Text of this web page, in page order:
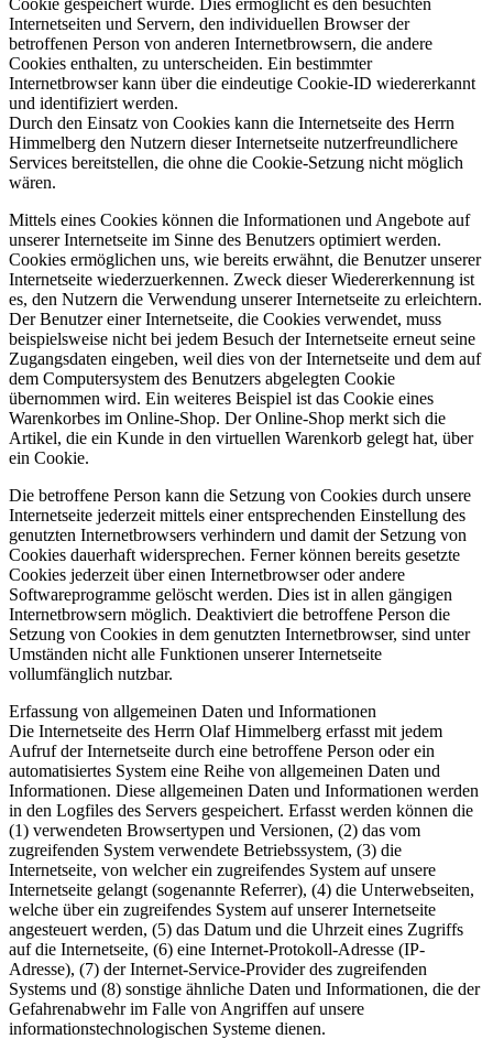
Internetseiten und Servern, den individuellen Browser der
betroffenen Person von anderen Internetbrowsern, die andere
Cookies enthalten, zu unterscheiden. Ein bestimmter
Internetbrowser kann über die eindeutige Cookie-ID wiedererkannt
und identifiziert werden.
Durch den Einsatz von Cookies kann die Internetseite des Herrn
Himmelberg den Nutzern dieser Internetseite nutzerfreundlichere
Services bereitstellen, die ohne die Cookie-Setzung nicht möglich
wären.
Mittels eines Cookies können die Informationen und Angebote auf
unserer Internetseite im Sinne des Benutzers optimiert werden.
Cookies ermöglichen uns, wie bereits erwähnt, die Benutzer unserer
Internetseite wiederzuerkennen. Zweck dieser Wiedererkennung ist
es, den Nutzern die Verwendung unserer Internetseite zu erleichtern.
Der Benutzer einer Internetseite, die Cookies verwendet, muss
beispielsweise nicht bei jedem Besuch der Internetseite erneut seine
Zugangsdaten eingeben, weil dies von der Internetseite und dem auf
dem Computersystem des Benutzers abgelegten Cookie
übernommen wird. Ein weiteres Beispiel ist das Cookie eines
Warenkorbes im Online-Shop. Der Online-Shop merkt sich die
Artikel, die ein Kunde in den virtuellen Warenkorb gelegt hat, über
ein Cookie.
Die betroffene Person kann die Setzung von Cookies durch unsere
Internetseite jederzeit mittels einer entsprechenden Einstellung des
genutzten Internetbrowsers verhindern und damit der Setzung von
Cookies dauerhaft widersprechen. Ferner können bereits gesetzte
Cookies jederzeit über einen Internetbrowser oder andere
Softwareprogramme gelöscht werden. Dies ist in allen gängigen
Internetbrowsern möglich. Deaktiviert die betroffene Person die
Setzung von Cookies in dem genutzten Internetbrowser, sind unter
Umständen nicht alle Funktionen unserer Internetseite
vollumfänglich nutzbar.
Erfassung von allgemeinen Daten und Informationen
Die Internetseite des Herrn Olaf Himmelberg erfasst mit jedem
Aufruf der Internetseite durch eine betroffene Person oder ein
automatisiertes System eine Reihe von allgemeinen Daten und
Informationen. Diese allgemeinen Daten und Informationen werden
in den Logfiles des Servers gespeichert. Erfasst werden können die
(1) verwendeten Browsertypen und Versionen, (2) das vom
zugreifenden System verwendete Betriebssystem, (3) die
Internetseite, von welcher ein zugreifendes System auf unsere
Internetseite gelangt (sogenannte Referrer), (4) die Unterwebseiten,
welche über ein zugreifendes System auf unserer Internetseite
angesteuert werden, (5) das Datum und die Uhrzeit eines Zugriffs
auf die Internetseite, (6) eine Internet-Protokoll-Adresse (IP-
Adresse), (7) der Internet-Service-Provider des zugreifenden
Systems und (8) sonstige ähnliche Daten und Informationen, die der
Gefahrenabwehr im Falle von Angriffen auf unsere
informationstechnologischen Systeme dienen.